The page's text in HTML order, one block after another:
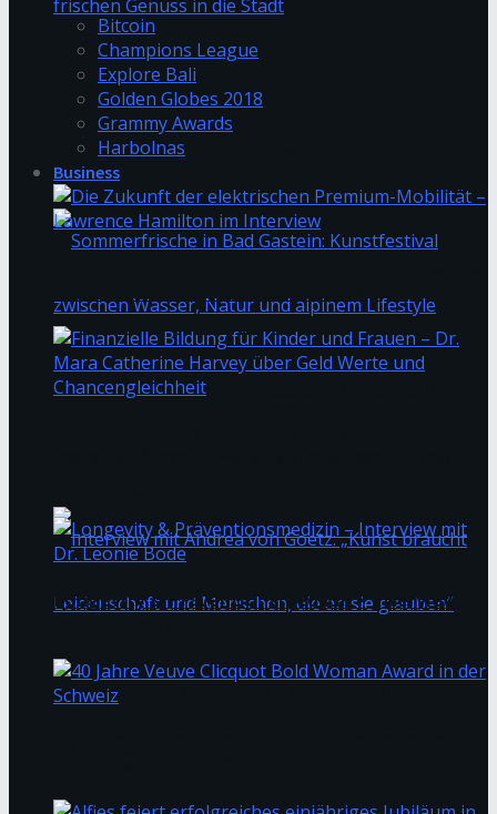
kaisin. eröffnet in Basel und Luzern und bringt
frischen Genuss in die Stadt
Sommerfrische in Bad Gastein: Kunstfestival
Interview mit Andrea von Goetz: „Kunst
Bitcoin
Champions League
Explore Bali
Golden Globes 2018
Grammy Awards
Harbolnas
Business
– Lawrence Hamilton im Interview
Longevity & Präventionsmedizin – Interview